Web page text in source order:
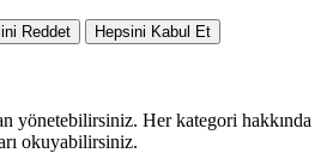
Reddet Hepsini Kabul Et
yönetebilirsiniz. Her kategori hakkında
okuyabilirsiniz.